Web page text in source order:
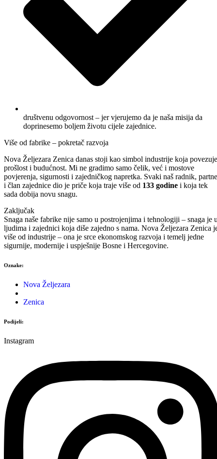
društvenu odgovornost – jer vjerujemo da je naša misija da
doprinesemo boljem životu cijele zajednice.
Više od fabrike – pokretač razvoja
Nova Željezara Zenica danas stoji kao simbol industrije koja povezuje
prošlost i budućnost. Mi ne gradimo samo čelik, već i mostove
povjerenja, sigurnosti i zajedničkog napretka. Svaki naš radnik,
i član zajednice dio je priče koja traje više od 133 godine i koja tek
sada dobija novu snagu.
Zaključak
Snaga naše fabrike nije samo u postrojenjima i tehnologiji – snaga je
ljudima i zajednici koja diše zajedno s nama. Nova Željezara Zenica
više od industrije – ona je srce ekonomskog razvoja i temelj jedne
sigurnije, modernije i uspješnije Bosne i Hercegovine.
Oznake:
Nova Željezara
Zenica
Podijeli:
Instagram